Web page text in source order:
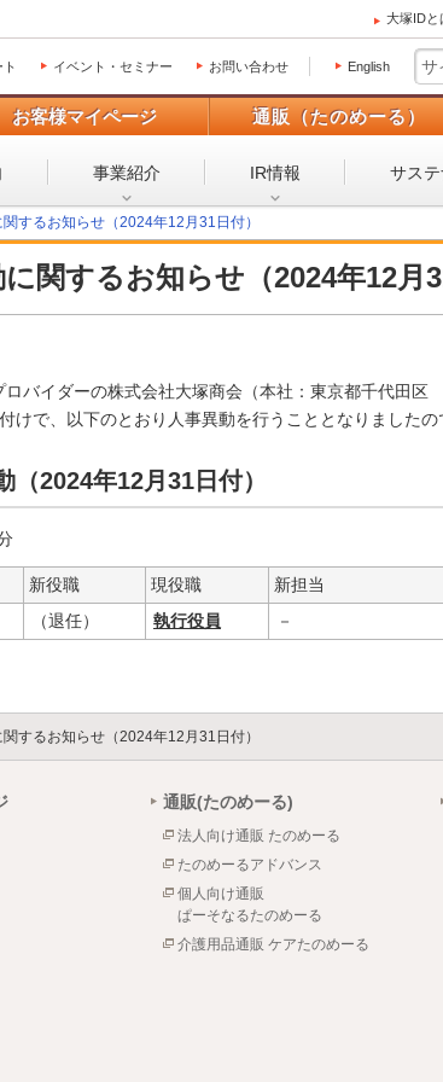
大塚IDと
イベント・セミナー お問い合わせ English
お客様マイページ 通販（たのめーる）
事業紹介 IR情報 サス
関するお知らせ（2024年12月31日付）
関するお知らせ（2024年12月
ロバイダーの株式会社大塚商会（本社：東京都千代田区
けで、以下のとおり人事異動を行うこととなりましたの
（2024年12月31日付）
新役職 現役職 新担当
（退任） 執行役員 －
関するお知らせ（2024年12月31日付）
通販(たのめーる)
法人向け通販 たのめーる
たのめーるアドバンス
個人向け通販
ぱーそなるたのめーる
介護用品通販 ケアたのめーる